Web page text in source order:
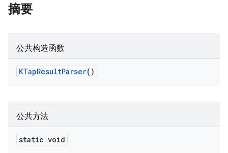
摘要
公共构造函数
KTapResultParser()
公共方法
static void